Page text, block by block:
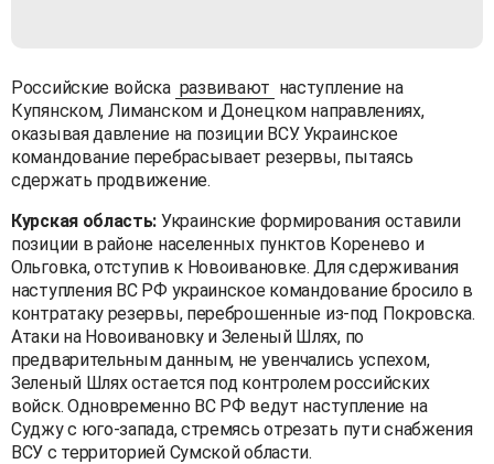
Российские войска развивают наступление на
Купянском, Лиманском и Донецком направлениях,
оказывая давление на позиции ВСУ. Украинское
командование перебрасывает резервы, пытаясь
сдержать продвижение.
Курская область: Украинские формирования оставили
позиции в районе населенных пунктов Коренево и
Ольговка, отступив к Новоивановке. Для сдерживания
наступления ВС РФ украинское командование бросило в
контратаку резервы, переброшенные из-под Покровска.
Атаки на Новоивановку и Зеленый Шлях, по
предварительным данным, не увенчались успехом,
Зеленый Шлях остается под контролем российских
войск. Одновременно ВС РФ ведут наступление на
Суджу с юго-запада, стремясь отрезать пути снабжения
ВСУ с территорией Сумской области.